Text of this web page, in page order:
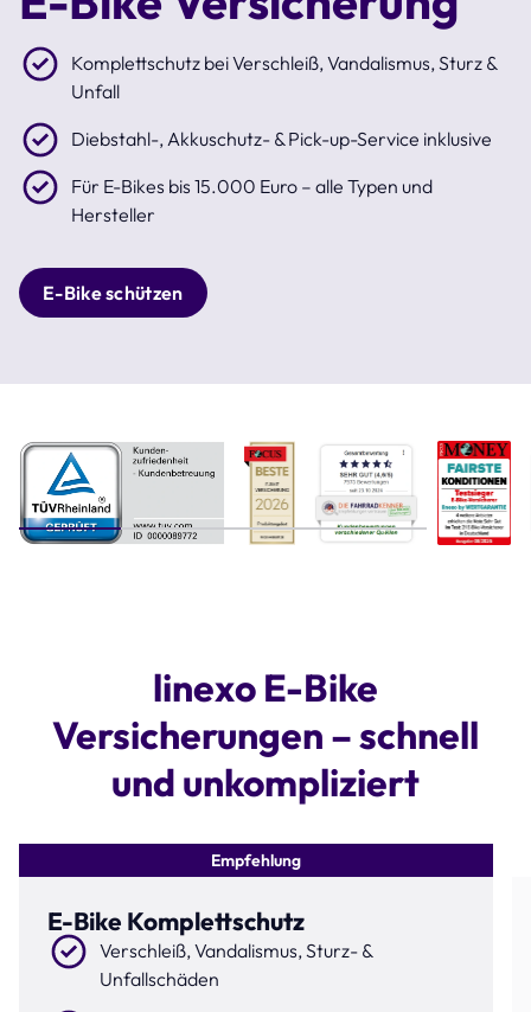
Komplettschutz bei Verschleiß, Vandalismus, Sturz &
Unfall
Diebstahl-, Akkuschutz- & Pick-up-Service inklusive
Für E-Bikes bis 15.000 Euro – alle Typen und
Hersteller
E-Bike schützen
Step 1 of 4
linexo E-Bike
Versicherungen – schnell
und unkompliziert
Empfehlung
E-Bike Komplettschutz
Verschleiß, Vandalismus, Sturz- &
Unfallschäden